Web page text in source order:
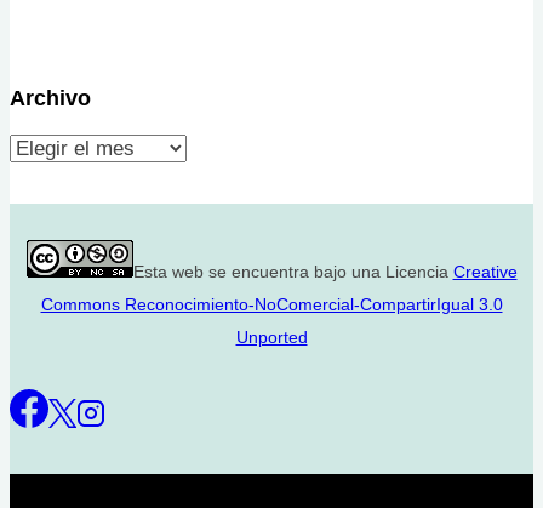
Archivo
Archivo
Esta web se encuentra bajo una Licencia Creative
Commons Reconocimiento-NoComercial-CompartirIgual 3.0
Unported